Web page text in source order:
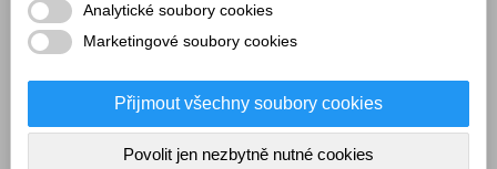
Košík (prázdný)
Analytické soubory cookies
Marketingové soubory cookies
Přijmout všechny soubory cookies
Povolit jen nezbytně nutné cookies